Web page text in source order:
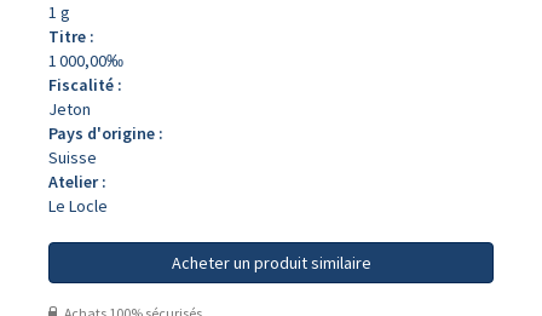
1 g
Titre :
1 000,00‰
Fiscalité :
Jeton
Pays d'origine :
Suisse
Atelier :
Le Locle
Acheter un produit similaire